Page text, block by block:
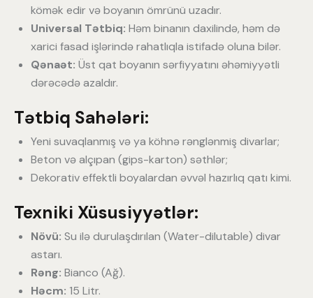
kömək edir və boyanın ömrünü uzadır.
Universal Tətbiq: Həm binanın daxilində, həm də
xarici fasad işlərində rahatlıqla istifadə oluna bilər.
Qənaət: Üst qat boyanın sərfiyyatını əhəmiyyətli
dərəcədə azaldır.
Tətbiq Sahələri:
Yeni suvaqlanmış və ya köhnə rənglənmiş divarlar;
Beton və alçıpan (gips-karton) səthlər;
Dekorativ effektli boyalardan əvvəl hazırlıq qatı kimi.
Texniki Xüsusiyyətlər:
Növü: Su ilə durulaşdırılan (Water-dilutable) divar
astarı.
Rəng: Bianco (Ağ).
Həcm: 15 Litr.